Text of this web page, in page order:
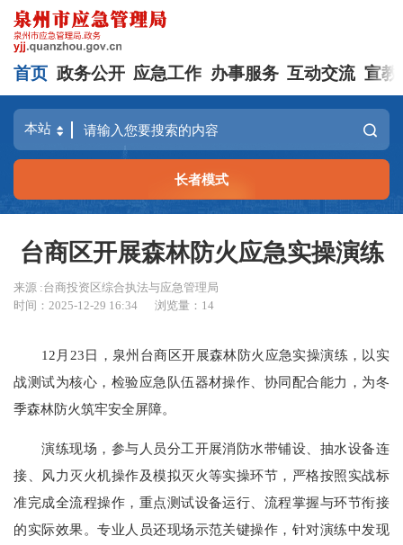
首页 政务公开 应急工作 办事服务 互动交流 宣教
长者模式
台商区开展森林防火应急实操演练
来源 :台商投资区综合执法与应急管理局
时间：2025-12-29 16:34
浏览量： 14
12月23日，泉州台商区开展森林防火应急实操演练，以实
战测试为核心，检验应急队伍器材操作、协同配合能力，为冬
季森林防火筑牢安全屏障。
演练现场，参与人员分工开展消防水带铺设、抽水设备连
接、风力灭火机操作及模拟灭火等实操环节，严格按照实战标
准完成全流程操作，重点测试设备运行、流程掌握与环节衔接
的实际效果。专业人员还现场示范关键操作，针对演练中发现